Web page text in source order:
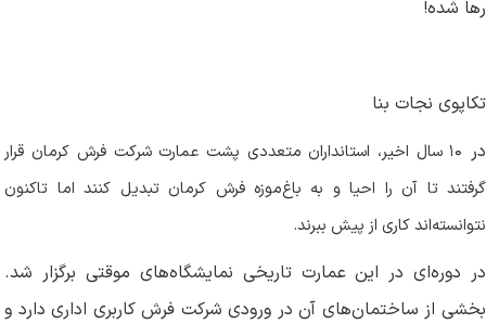
رها شده!
تکاپوی نجات بنا
در ۱۰سال اخیر، استانداران متعددی پشت عمارت شرکت فرش کرمان قرار
گرفتند تا آن را احیا و به باغ‌موزه فرش کرمان تبدیل کنند اما تاکنون
نتوانسته‌اند کاری از پیش ببرند.
در دوره‌ای در این عمارت تاریخی نمایشگاه‌های موقتی برگزار شد.
بخشی از ساختمان‌های آن در ورودی شرکت فرش کاربری اداری دارد و